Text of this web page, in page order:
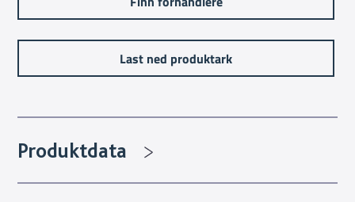
Last ned produktark
Produktdata